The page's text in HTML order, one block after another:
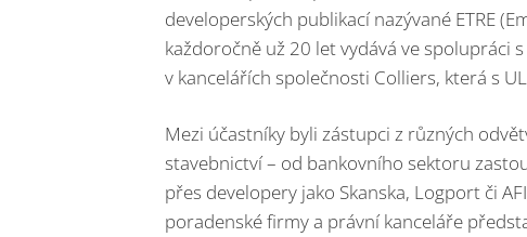
developerských publikací nazývané ETRE
každoročně už 20 let vydává ve spolupráci
v kancelářích společnosti Colliers, která s
Mezi účastníky byli zástupci z různých
stavebnictví – od bankovního sektoru
přes developery jako Skanska, Logport či
poradenské firmy a právní kanceláře